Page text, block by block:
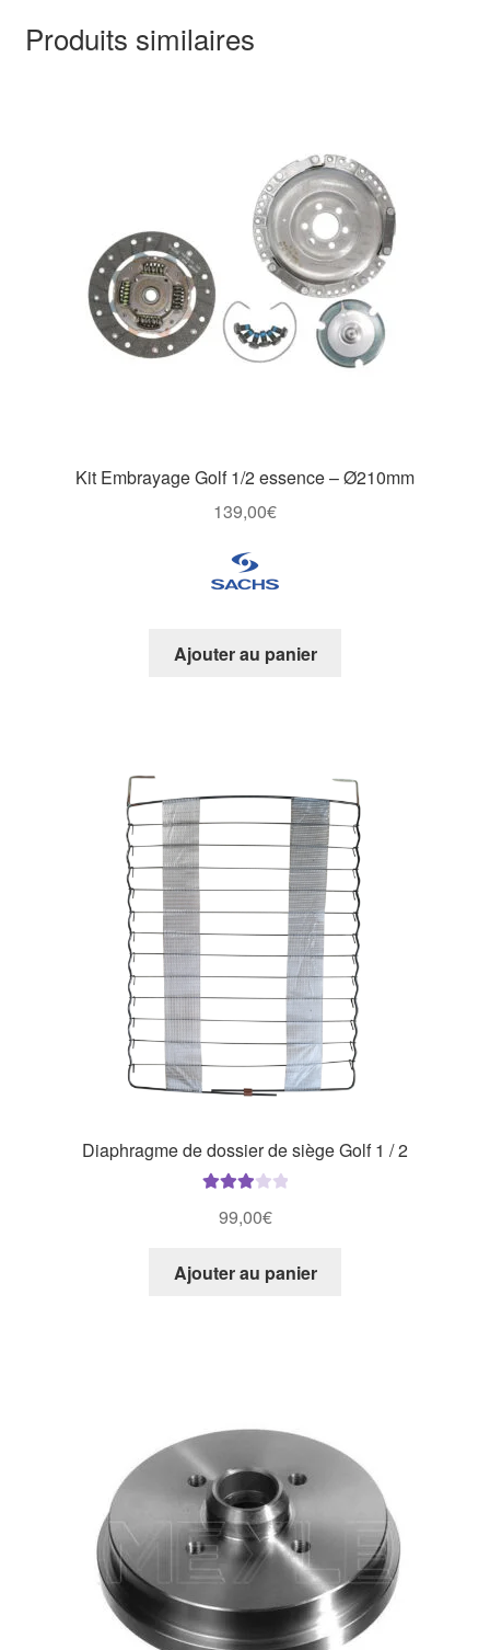
Produits similaires
Kit Embrayage Golf 1/2 essence – Ø210mm
139,00€
Ajouter au panier
Diaphragme de dossier de siège Golf 1 / 2
3.00 sur
99,00€
Ajouter au panier